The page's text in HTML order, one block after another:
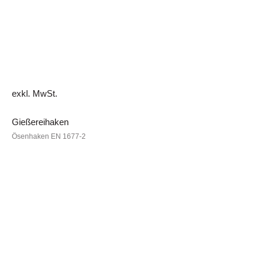
exkl. MwSt.
Gießereihaken
Ösenhaken EN 1677-2